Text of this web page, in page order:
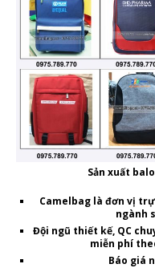
Sản xuất
Camelbag là đơn vị
ngành
Đội ngũ thiết kế, QC
miễn phí
Báo giá